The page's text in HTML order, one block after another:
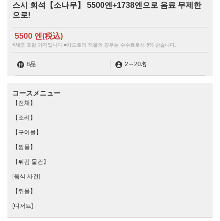
스시 회석【소나무】 5500엔+1738엔으로 음료 무제한
으로!
5500 엔 (税込)
※세금 포함 가격입니다.■카드로의 지불의 경우는 수수료로서 5% 받습니다.
8品 2 ～20名
コースメニュー
【전채】
【조리】
【구이물】
【찜물】
【튀김 물건】
[음식 사건]
【뤼물】
[디저트]